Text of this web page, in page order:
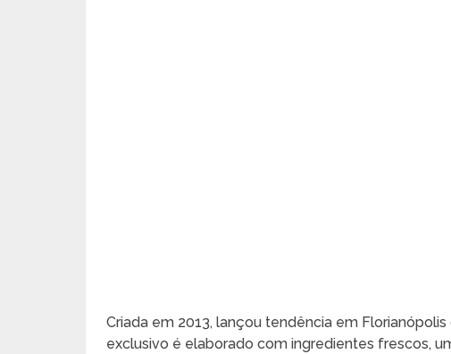
Criada em 2013, lançou tendência em
exclusivo é elaborado com ingredientes frescos,